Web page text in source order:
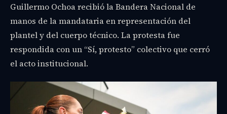
Guillermo Ochoa recibió la Bandera Nacional de
manos de la mandataria en representación del
plantel y del cuerpo técnico. La protesta fue
respondida con un “Sí, protesto” colectivo que cerró
el acto institucional.